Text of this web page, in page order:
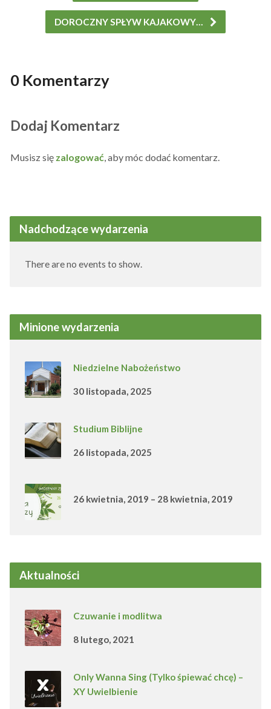
DOROCZNY SPŁYW KAJAKOWY…
0 Komentarzy
Dodaj Komentarz
Musisz się zalogować, aby móc dodać komentarz.
Nadchodzące wydarzenia
There are no events to show.
Minione wydarzenia
Niedzielne Nabożeństwo
30 listopada, 2025
Studium Biblijne
26 listopada, 2025
26 kwietnia, 2019 – 28 kwietnia, 2019
Aktualności
Czuwanie i modlitwa
8 lutego, 2021
Only Wanna Sing (Tylko śpiewać chcę) –
XY Uwielbienie